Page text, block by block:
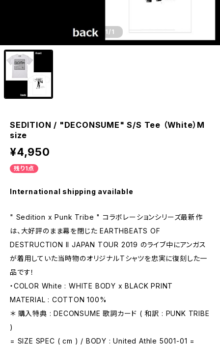
1 /1
SEDITION / "DECONSUME" S/S Tee （White）M
size
¥4,950
残り1点
International shipping available
" Sedition x Punk Tribe " コラボレーションシリーズ最新作
は、大好評のまま幕を閉じた EARTHBEATS OF
DESTRUCTION II JAPAN TOUR 2019 のライブ中にアンガス
が着用していた当時物のオリジナルTシャツを忠実に復刻した一
品です！
・COLOR White : WHITE BODY x BLACK PRINT
MATERIAL : COTTON 100%
＊ 購入特典 : DECONSUME 歌詞カード ( 和訳 : PUNK TRIBE
)
= SIZE SPEC ( cm ) / BODY : United Athle 5001-01 =